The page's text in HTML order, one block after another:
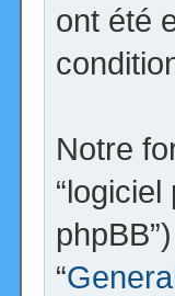
ont été
Notre
“logiciel
“